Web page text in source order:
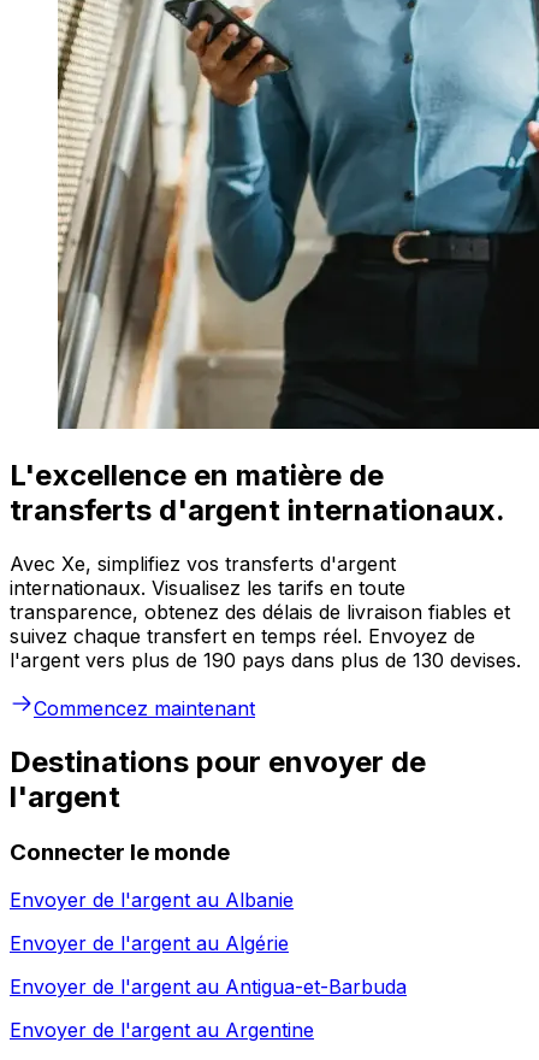
L'excellence en matière de
transferts d'argent internationaux.
Avec Xe, simplifiez vos transferts d'argent
internationaux. Visualisez les tarifs en toute
transparence, obtenez des délais de livraison fiables et
suivez chaque transfert en temps réel. Envoyez de
l'argent vers plus de 190 pays dans plus de 130 devises.
Commencez maintenant
Destinations pour envoyer de
l'argent
Connecter le monde
Envoyer de l'argent au Albanie
Envoyer de l'argent au Algérie
Envoyer de l'argent au Antigua-et-Barbuda
Envoyer de l'argent au Argentine